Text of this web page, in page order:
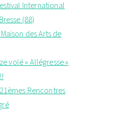
International
(88)
des Arts de
volé « Allégresse »
Rencontres